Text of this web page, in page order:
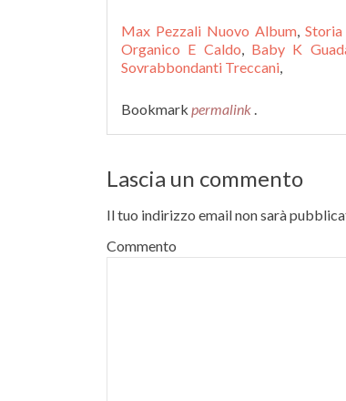
Max Pezzali Nuovo Album,
Organico E Caldo, Baby K
Sovrabbondanti Treccani,
Bookmark permalink .
Lascia un commento
Il tuo indirizzo email non sarà
Commento